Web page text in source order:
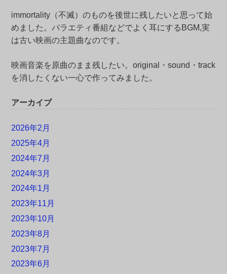
immortality（不滅）のものを後世に残したいと思って始
めました。バラエティ番組などでよく耳にするBGM,実
は古い映画の主題曲なのです。
映画音楽を原曲のまま残したい。original・sound・track
を消したくない一心で作ってみました。
アーカイブ
2026年2月
2025年4月
2024年7月
2024年3月
2024年1月
2023年11月
2023年10月
2023年8月
2023年7月
2023年6月